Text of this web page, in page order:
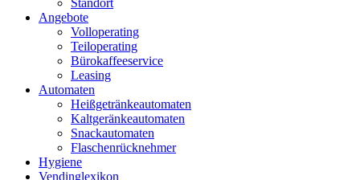
Standort
Angebote
Volloperating
Teiloperating
Bürokaffeeservice
Leasing
Automaten
Heißgetränkeautomaten
Kaltgeränkeautomaten
Snackautomaten
Flaschenrücknehmer
Hygiene
Vendinglexikon